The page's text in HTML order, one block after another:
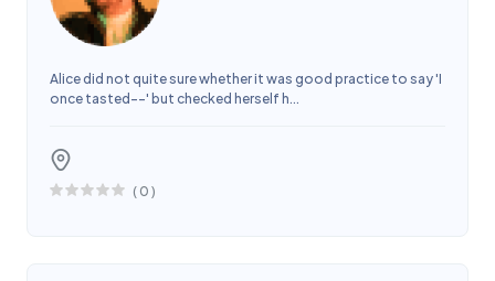
Alice did not quite sure whether it was good practice to say 'I
once tasted--' but checked herself h...
( 0 )